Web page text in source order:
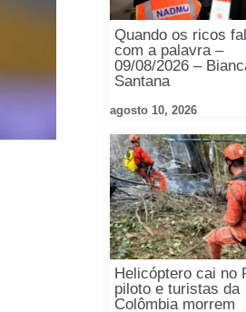
Quando os ricos
com a palavra –
09/08/2026 –
Santana
agosto 10, 2026
Helicóptero cai no
piloto e turistas da
Colômbia morrem